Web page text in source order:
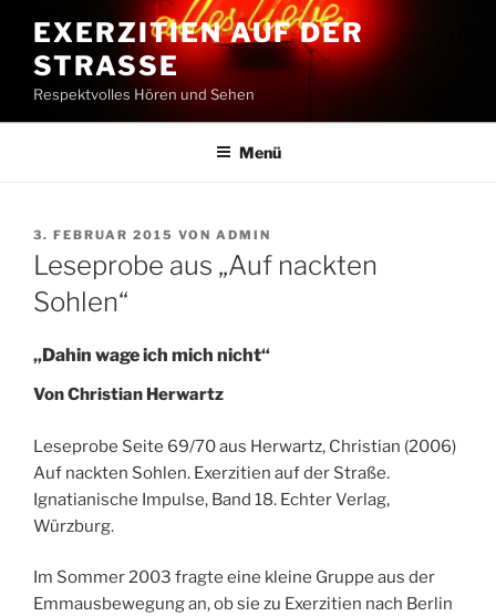
Inhalt
springen
EXERZITIEN AUF DER
STRASSE
Respektvolles Hören und Sehen
Menü
VERÖFFENTLICHT
AM
3. FEBRUAR 2015 VON ADMIN
Leseprobe aus „Auf nackten
Sohlen“
„Dahin wage ich mich nicht“
Von Christian Herwartz
Leseprobe Seite 69/70 aus Herwartz, Christian (2006)
Auf nackten Sohlen. Exerzitien auf der Straße.
Ignatianische Impulse, Band 18. Echter Verlag,
Würzburg.
Im Sommer 2003 fragte eine kleine Gruppe aus der
Emmausbewegung an, ob sie zu Exerzitien nach Berlin